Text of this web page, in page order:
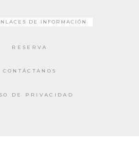
DE INFORMACIÓN
RESERVA
CONTÁCTANOS
DE PRIVACIDAD